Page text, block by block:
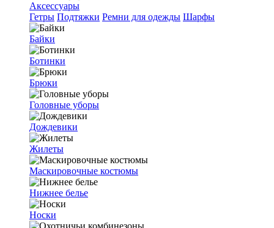
Аксессуары
Гетры Подтяжки Ремни для одежды Шарфы
Байки
Ботинки
Брюки
Головные уборы
Дождевики
Жилеты
Маскировочные костюмы
Нижнее белье
Носки